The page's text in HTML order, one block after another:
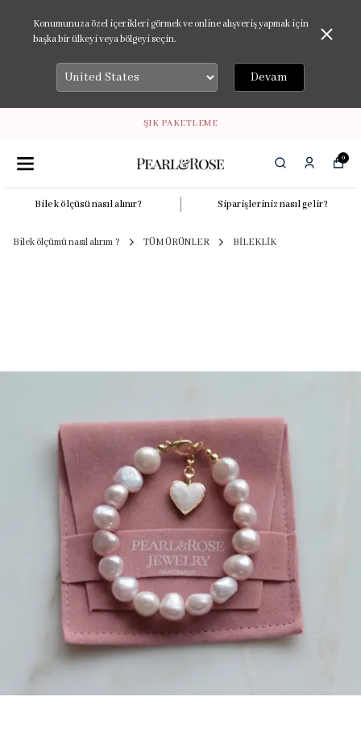
Konumunuza özel içerikleri görmek ve online alışveriş yapmak için
başka bir ülkeyi veya bölgeyi seçin.
Devam
ŞIK PAKETLEME
0
Bilek ölçüsü nasıl alınır? Siparişleriniz nasıl gelir?
Bilek ölçümü nasıl alırım ? TÜM ÜRÜNLER BİLEKLİK